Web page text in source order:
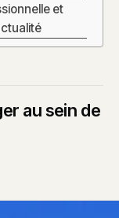
et
au sein de